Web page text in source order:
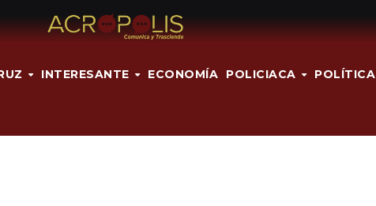
INTERESANTE ECONOMÍA POLICIACA POLÍTICA